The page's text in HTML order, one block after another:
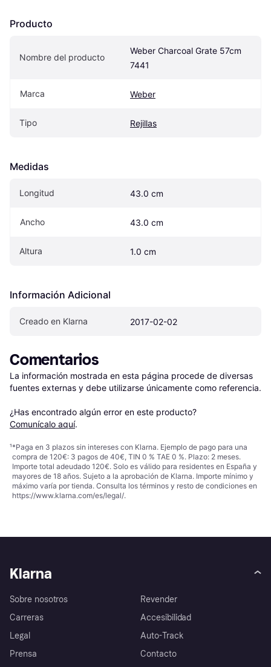
Producto
Nombre del producto
Weber Charcoal Grate 57cm
7441
Marca Weber
Tipo Rejillas
Medidas
Longitud 43.0 cm
Ancho 43.0 cm
Altura 1.0 cm
Información Adicional
Creado en Klarna 2017-02-02
Comentarios
La información mostrada en esta página procede de diversas
fuentes externas y debe utilizarse únicamente como referencia.
¿Has encontrado algún error en este producto?
Comunícalo aquí.
¹*Paga en 3 plazos sin intereses con Klarna. Ejemplo de pago para una
compra de 120€: 3 pagos de 40€, TIN 0 % TAE 0 %. Plazo: 2 meses.
Importe total adeudado 120€. Solo es válido para residentes en España y
mayores de 18 años. Sujeto a la aprobación de Klarna. Importe mínimo y
máximo varía por tienda. Consulta los términos y resto de condiciones en
https://www.klarna.com/es/legal/.
Klarna
Sobre nosotros
Carreras
Legal
Prensa
Revender
Accesibilidad
Auto-Track
Contacto